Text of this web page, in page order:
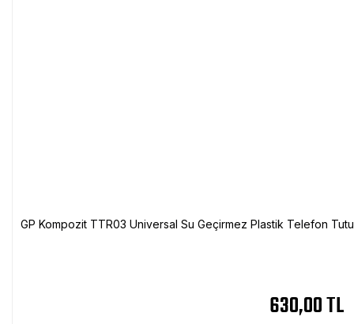
GP Kompozit TTR03 Universal Su Geçirmez Plastik Telefon
630,00 TL